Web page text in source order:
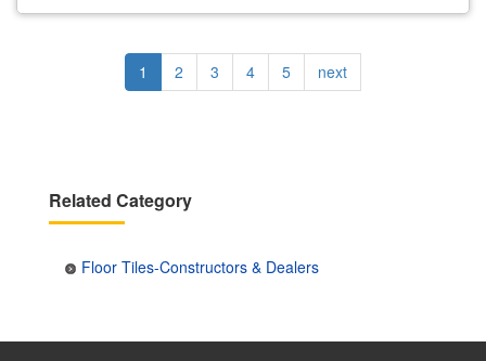
Pagination Current
page
1 Page
2 Page
3 Page
4 Page
5
Next
page
next
Related Category
Floor Tiles-Constructors & Dealers